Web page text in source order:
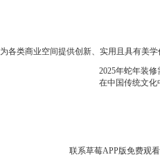
空间提供创新、实用且具有美
2025年蛇年装修
在中国传统文化
联系草莓APP版免费观看